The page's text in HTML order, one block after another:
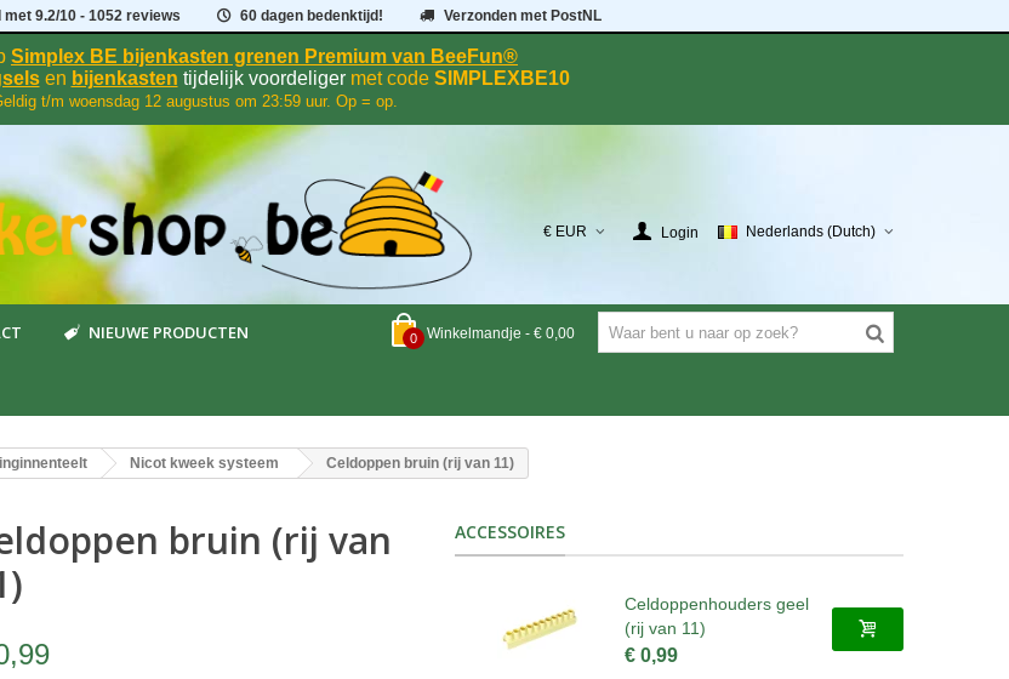
met 9.2/10 - 1052 reviews 60 dagen bedenktijd! Verzonden met PostNL
Simplex BE bijenkasten grenen Premium van BeeFun®
en bijenkasten tijdelijk voordeligermet codeSIMPLEXBE10
t/m woensdag 12 augustus om 23:59 uur. Op = op.
€ EUR Login Nederlands (Dutch)
0 Winkelmandje - € 0,00
NIEUWE PRODUCTEN
Nicot kweek systeem Celdoppen bruin (rij van 11)
bruin (rij van
ACCESSOIRES
Celdoppenhouders geel
(rij van 11)
€ 0,99